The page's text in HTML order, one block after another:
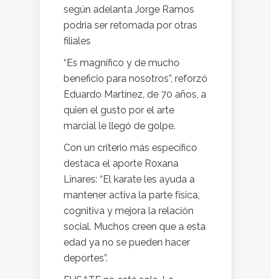
según adelanta Jorge Ramos
podría ser retomada por otras
filiales
“Es magnífico y de mucho
beneficio para nosotros”, reforzó
Eduardo Martínez, de 70 años, a
quien el gusto por el arte
marcial le llegó de golpe.
Con un criterio más específico
destaca el aporte Roxana
Linares: “El karate les ayuda a
mantener activa la parte física,
cognitiva y mejora la relación
social. Muchos creen que a esta
edad ya no se pueden hacer
deportes”.